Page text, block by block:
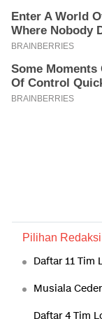
Pilihan Redaksi
Daftar 11 Tim
Musiala
Daftar 4 Tim